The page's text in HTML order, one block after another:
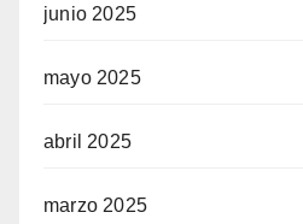
junio 2025
mayo 2025
abril 2025
marzo 2025